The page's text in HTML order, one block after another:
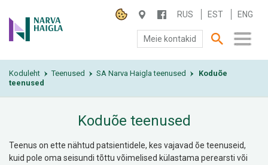
RUS EST ENG
Meie kontakid
SA NARVA HAIGLA
Koduleht Teenused SA Narva Haigla teenused
Koduõe
teenused
Koduõe teenused
Teenus on ette nähtud patsientidele, kes vajavad õe teenuseid,
kuid pole oma seisundi tõttu võimelised külastama perearsti või